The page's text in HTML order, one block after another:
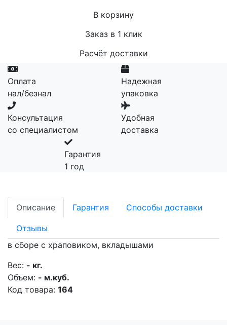
В корзину
Заказ в 1 клик
Расчёт доставки
Оплата
нал/безнал
Надежная
упаковка
Консультация
со специалистом
Удобная
доставка
Гарантия
1 год
Описание Гарантия Способы доставки
Отзывы
в сборе с храповиком, вкладышами
Вес: - кг.
Объем: - м.куб.
Код товара: 164